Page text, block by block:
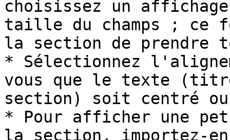
choisissez un affichage
taille du champs ; ce
la section de prendre
* Sélectionnez
vous que le texte
section) soit centré ou
* Pour afficher une
la section, importez-